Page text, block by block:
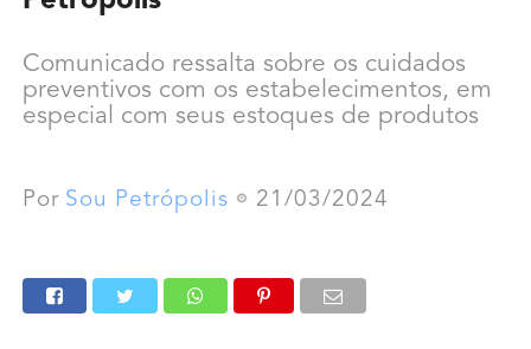
Comunicado ressalta sobre os cuidados
preventivos com os estabelecimentos, em
especial com seus estoques de produtos
Por Sou Petrópolis 21/03/2024